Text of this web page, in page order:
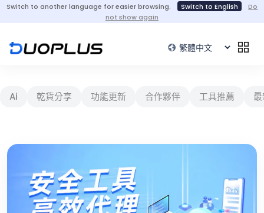
Switch to another language for easier browsing. Switch to English
Do
not show again
Ai 乾貨分享 功能更新 合作夥伴 工具推薦